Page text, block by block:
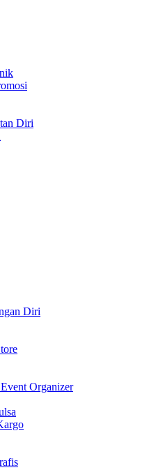
Diri
Diri
Organizer